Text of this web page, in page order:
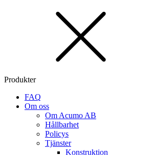
Produkter
FAQ
Om oss
Om Acumo AB
Hållbarhet
Policys
Tjänster
Konstruktion